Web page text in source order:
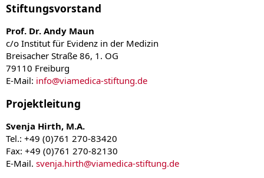
Stiftungsvorstand
Prof. Dr. Andy Maun
c/o Institut für Evidenz in der Medizin
Breisacher Straße 86, 1. OG
79110 Freiburg
E-Mail: info@viamedica-stiftung.de
Projektleitung
Svenja Hirth, M.A.
Tel.: +49 (0)761 270-83420
Fax: +49 (0)761 270-82130
E-Mail. svenja.hirth@viamedica-stiftung.de